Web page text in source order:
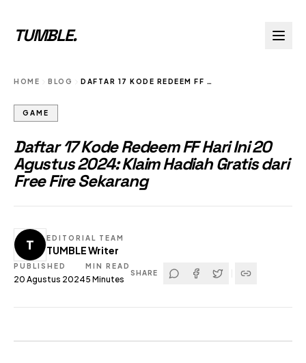
TUMBLE.
HOME BLOG DAFTAR 17 KODE REDEEM FF HARI INI 20 AGUSTUS 2024 KLAIM HADIAH GRATIS DARI FREE FIRE SEKARANG
GAME
Daftar 17 Kode Redeem FF Hari Ini 20
Agustus 2024: Klaim Hadiah Gratis dari
Free Fire Sekarang
T EDITORIAL TEAM
TUMBLE Writer
PUBLISHED
20 Agustus 2024
MIN READ
5 Minutes
SHARE